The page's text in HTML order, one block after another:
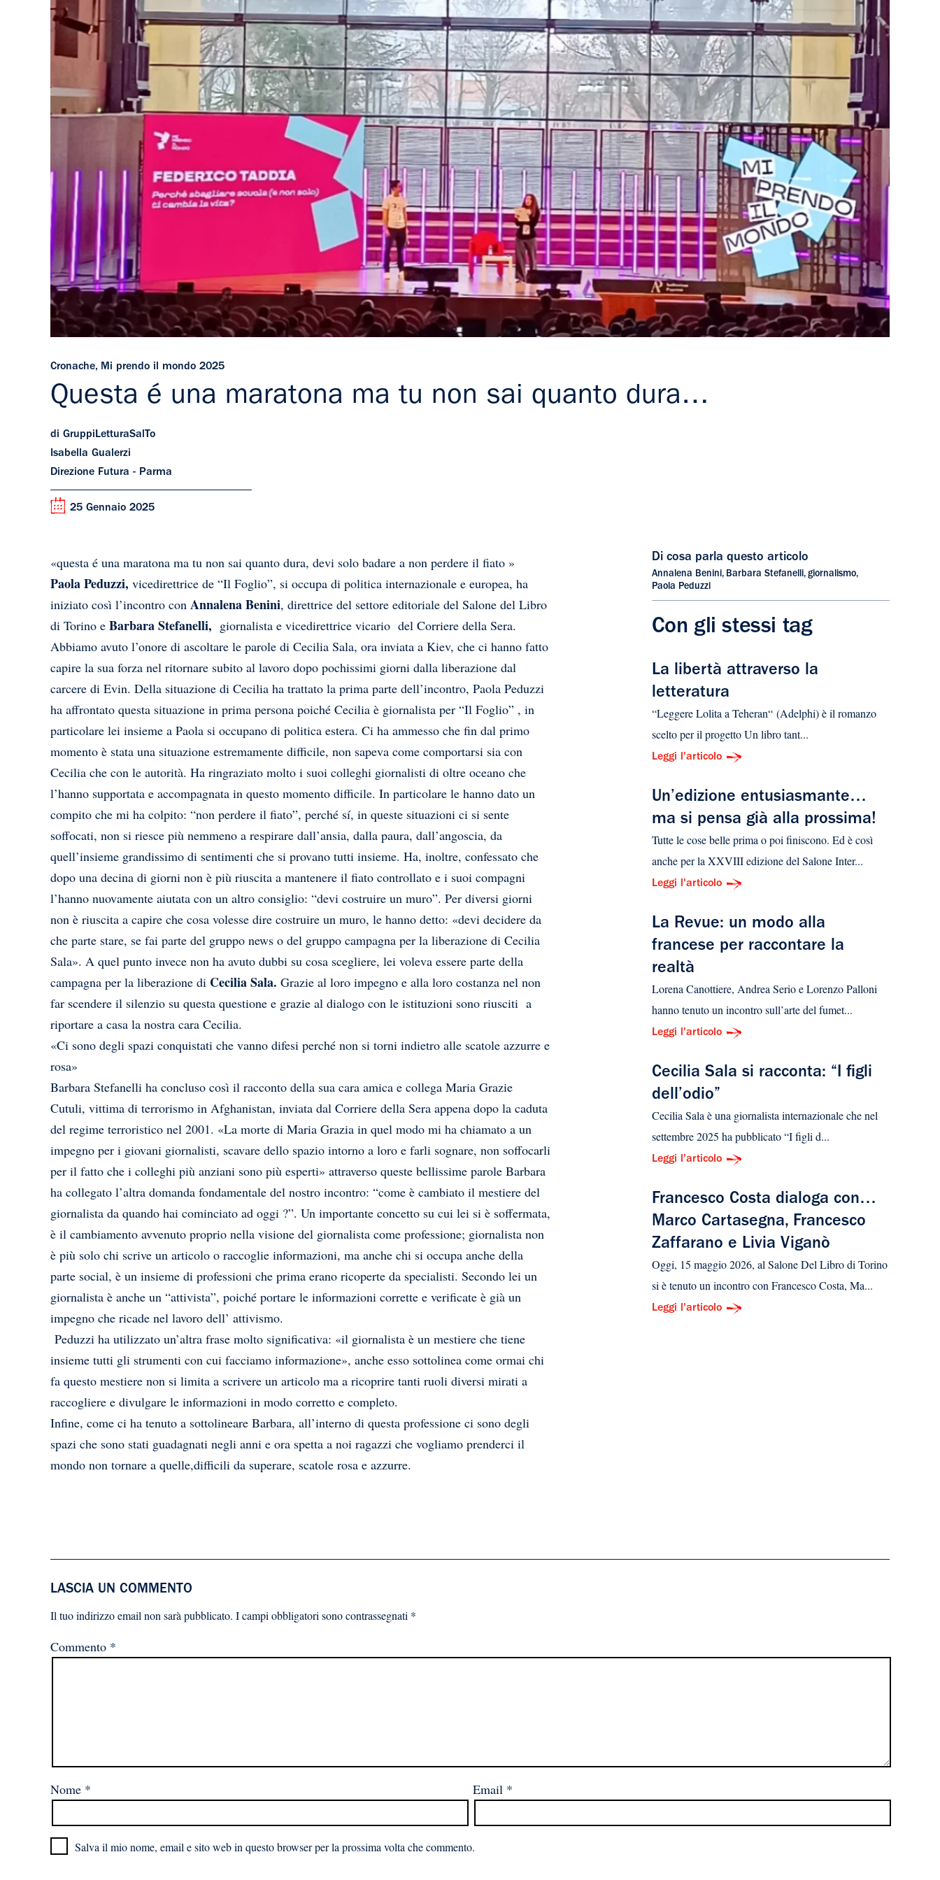
Cronache, Mi prendo il mondo 2025
Questa é una maratona ma tu non sai quanto dura…
di GruppiLetturaSalTo
Isabella Gualerzi
Direzione Futura - Parma
25 Gennaio 2025
«questa é una maratona ma tu non sai quanto dura, devi solo badare a non perdere il fiato »
Paola Peduzzi, vicedirettrice de “Il Foglio”, si occupa di politica internazionale e europea, ha
iniziato così l’incontro con Annalena Benini, direttrice del settore editoriale del Salone del Libro
di Torino e Barbara Stefanelli, giornalista e vicedirettrice vicario del Corriere della Sera.
Abbiamo avuto l’onore di ascoltare le parole di Cecilia Sala, ora inviata a Kiev, che ci hanno fatto
capire la sua forza nel ritornare subito al lavoro dopo pochissimi giorni dalla liberazione dal
carcere di Evin. Della situazione di Cecilia ha trattato la prima parte dell’incontro, Paola Peduzzi
ha affrontato questa situazione in prima persona poiché Cecilia è giornalista per “Il Foglio” , in
particolare lei insieme a Paola si occupano di politica estera. Ci ha ammesso che fin dal primo
momento è stata una situazione estremamente difficile, non sapeva come comportarsi sia con
Cecilia che con le autorità. Ha ringraziato molto i suoi colleghi giornalisti di oltre oceano che
l’hanno supportata e accompagnata in questo momento difficile. In particolare le hanno dato un
compito che mi ha colpito: “non perdere il fiato”, perché sí, in queste situazioni ci si sente
soffocati, non si riesce più nemmeno a respirare dall’ansia, dalla paura, dall’angoscia, da
quell’insieme grandissimo di sentimenti che si provano tutti insieme. Ha, inoltre, confessato che
dopo una decina di giorni non è più riuscita a mantenere il fiato controllato e i suoi compagni
l’hanno nuovamente aiutata con un altro consiglio: “devi costruire un muro”. Per diversi giorni
non è riuscita a capire che cosa volesse dire costruire un muro, le hanno detto: «devi decidere da
che parte stare, se fai parte del gruppo news o del gruppo campagna per la liberazione di Cecilia
Sala». A quel punto invece non ha avuto dubbi su cosa scegliere, lei voleva essere parte della
campagna per la liberazione di Cecilia Sala. Grazie al loro impegno e alla loro costanza nel non
far scendere il silenzio su questa questione e grazie al dialogo con le istituzioni sono riusciti a
riportare a casa la nostra cara Cecilia.
«Ci sono degli spazi conquistati che vanno difesi perché non si torni indietro alle scatole azzurre e
rosa»
Barbara Stefanelli ha concluso così il racconto della sua cara amica e collega Maria Grazie
Cutuli, vittima di terrorismo in Afghanistan, inviata dal Corriere della Sera appena dopo la caduta
del regime terroristico nel 2001. «La morte di Maria Grazia in quel modo mi ha chiamato a un
impegno per i giovani giornalisti, scavare dello spazio intorno a loro e farli sognare, non soffocarli
per il fatto che i colleghi più anziani sono più esperti» attraverso queste bellissime parole Barbara
ha collegato l’altra domanda fondamentale del nostro incontro: “come è cambiato il mestiere del
giornalista da quando hai cominciato ad oggi ?”. Un importante concetto su cui lei si è soffermata,
è il cambiamento avvenuto proprio nella visione del giornalista come professione; giornalista non
è più solo chi scrive un articolo o raccoglie informazioni, ma anche chi si occupa anche della
parte social, è un insieme di professioni che prima erano ricoperte da specialisti. Secondo lei un
giornalista è anche un “attivista”, poiché portare le informazioni corrette e verificate è già un
impegno che ricade nel lavoro dell’ attivismo.
Peduzzi ha utilizzato un’altra frase molto significativa: «il giornalista è un mestiere che tiene
insieme tutti gli strumenti con cui facciamo informazione», anche esso sottolinea come ormai chi
fa questo mestiere non si limita a scrivere un articolo ma a ricoprire tanti ruoli diversi mirati a
raccogliere e divulgare le informazioni in modo corretto e completo.
Infine, come ci ha tenuto a sottolineare Barbara, all’interno di questa professione ci sono degli
spazi che sono stati guadagnati negli anni e ora spetta a noi ragazzi che vogliamo prenderci il
mondo non tornare a quelle,difficili da superare, scatole rosa e azzurre.
Di cosa parla questo articolo
Annalena Benini, Barbara Stefanelli, giornalismo,
Paola Peduzzi
Con gli stessi tag
La libertà attraverso la
letteratura
“Leggere Lolita a Teheran“ (Adelphi) è il romanzo
scelto per il progetto Un libro tant...
Leggi l'articolo
Un’edizione entusiasmante…
ma si pensa già alla prossima!
Tutte le cose belle prima o poi finiscono. Ed è così
anche per la XXVIII edizione del Salone Inter...
Leggi l'articolo
La Revue: un modo alla
francese per raccontare la
realtà
Lorena Canottiere, Andrea Serio e Lorenzo Palloni
hanno tenuto un incontro sull’arte del fumet...
Leggi l'articolo
Cecilia Sala si racconta: “I figli
dell’odio”
Cecilia Sala è una giornalista internazionale che nel
settembre 2025 ha pubblicato “I figli d...
Leggi l'articolo
Francesco Costa dialoga con…
Marco Cartasegna, Francesco
Zaffarano e Livia Viganò
Oggi, 15 maggio 2026, al Salone Del Libro di Torino
si è tenuto un incontro con Francesco Costa, Ma...
Leggi l'articolo
LASCIA UN COMMENTO
Il tuo indirizzo email non sarà pubblicato. I campi obbligatori sono contrassegnati *
Commento *
Nome * Email *
Salva il mio nome, email e sito web in questo browser per la prossima volta che commento.